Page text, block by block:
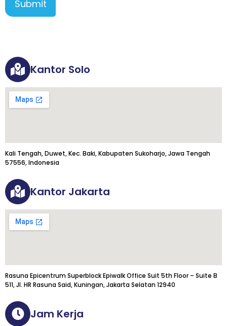
Submit
Kantor Solo
Kali Tengah, Duwet, Kec. Baki, Kabupaten Sukoharjo, Jawa Tengah
57556, Indonesia
Kantor Jakarta
Rasuna Epicentrum Superblock Epiwalk Office Suit 5th Floor – Suite B
511, Jl. HR Rasuna Said, Kuningan, Jakarta Selatan 12940
Jam Kerja